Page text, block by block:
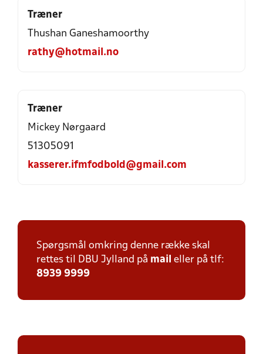
Træner
Thushan Ganeshamoorthy
rathy@hotmail.no
Træner
Mickey Nørgaard
51305091
kasserer.ifmfodbold@gmail.com
Spørgsmål omkring denne række skal
rettes til DBU Jylland på mail eller på tlf:
8939 9999